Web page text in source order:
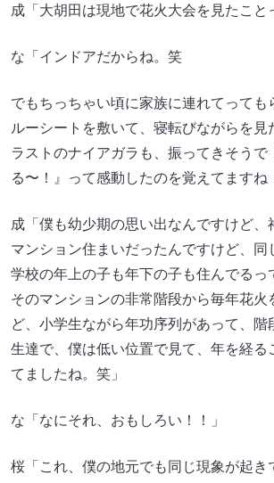
成「大胡田は現地で花火大会を見たこと
な「インドアだからね。笑
でもちっちゃい頃に家族に連れてっても
ルーシートを敷いて、寝転びながらを見
ラストのナイアガラも、振ってきそうで
る〜！』って感動したのを覚えてますね
成「僕も幼少期の思い出なんですけど、
マンション住まいだったんですけど、同
学校の年上の子も年下の子も住んでるっ
そのマンションの非常階段から毎年花火
ど、小学生ながら年功序列があって、階
生達で、僕は低い位置で見て、年を経る
てましたね。笑」
な「なにそれ、おもしろい！！」
桜「これ、僕の地元でも同じ現象が起き